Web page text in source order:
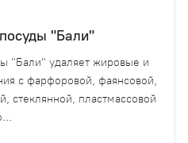
"Бали"
"Бали" удаляет жировые и
с фарфоровой, фаянсовой,
стеклянной, пластмассовой